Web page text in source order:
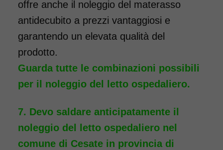
offre anche il noleggio del materasso
antidecubito a prezzi vantaggiosi e
garantendo un elevata qualità del
prodotto.
Guarda tutte le combinazioni possibili
per il noleggio del letto ospedaliero.
Devo saldare anticipatamente il
noleggio del letto ospedaliero nel
comune di Cesate in provincia di